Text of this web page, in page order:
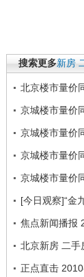
搜索更多新房
北京楼市量价
京城楼市量价
京城楼市量价
京城楼市量价
京城楼市量价
[今日观察]“金
焦点新闻播报
北京新房 二手
正点直击